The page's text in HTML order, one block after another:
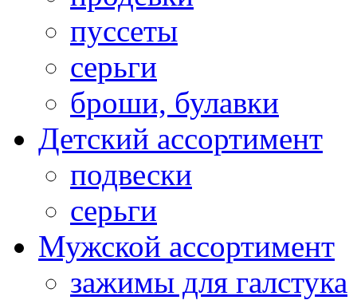
пуссеты
серьги
броши, булавки
Детский ассортимент
подвески
серьги
Мужской ассортимент
зажимы для галстука